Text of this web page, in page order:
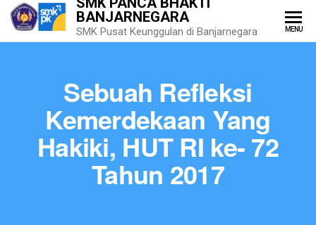
BANJARNEGARA
SMK Pusat Keunggulan di Banjarnegara MENU
Sebuah Refleksi
Kemerdekaan Yang
Hakiki, HUT RI ke- 72
Tahun 2017